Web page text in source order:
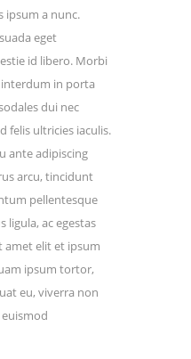
ipsum a nunc.
eget
id libero. Morbi
in porta
dui nec
felis ultricies iaculis.
ante adipiscing
arcu, tincidunt
pellentesque
ligula, ac egestas
amet elit et ipsum
ipsum tortor,
eu, viverra non